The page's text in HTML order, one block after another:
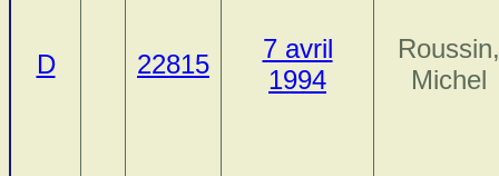
D 22815
7 avril
1994
Roussin,
Michel